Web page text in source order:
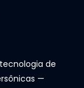
de
—